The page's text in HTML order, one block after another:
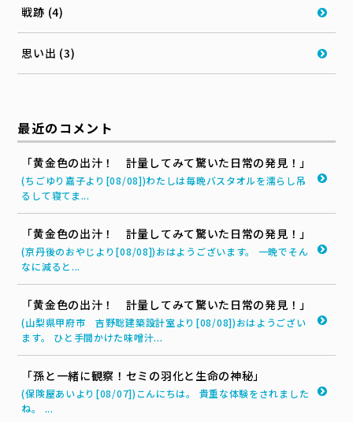
戦跡 (4)
思い出 (3)
最近のコメント
「黄金色の出汁！ 計量してみて驚いた日常の発見！」
(ちごゆり嘉子より[08/08])わたしは毎晩バスタオルを濡らし吊
るして寝てま...
「黄金色の出汁！ 計量してみて驚いた日常の発見！」
(京丹後のおやじより[08/08])おはようございます。 一晩でそん
なに減ると...
「黄金色の出汁！ 計量してみて驚いた日常の発見！」
(山梨県甲府市 吉野聡建築設計室より[08/08])おはようござい
ます。 ひと手間かけた味噌汁...
「孫と一緒に観察！セミの羽化と生命の神秘」
(保険屋あいより[08/07])こんにちは。 貴重な体験をされました
ね。 ...